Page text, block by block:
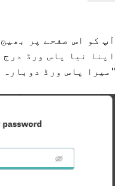
آپ کو اس صفحے پر
اپنا نیا پاس ورڈ
"میرا پاس ورڈ